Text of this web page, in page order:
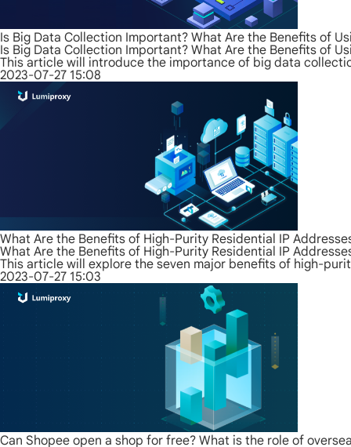
Is Big Data Collection Important? What Are the Benefits of
Is Big Data Collection Important? What Are the Benefits of
This article will introduce the importance of big data
2023-07-27 15:08
What Are the Benefits of High-Purity Residential IP
What Are the Benefits of High-Purity Residential IP
This article will explore the seven major benefits of high-
2023-07-27 15:03
Can Shopee open a shop for free? What is the role of